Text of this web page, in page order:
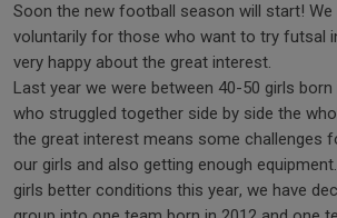
Soon the new football season will start! We
voluntarily for those who want to try futsal
very happy about the great interest.
Last year we were between 40-50 girls born
who struggled together side by side the
the great interest means some challenges
our girls and also getting enough
girls better conditions this year, we have